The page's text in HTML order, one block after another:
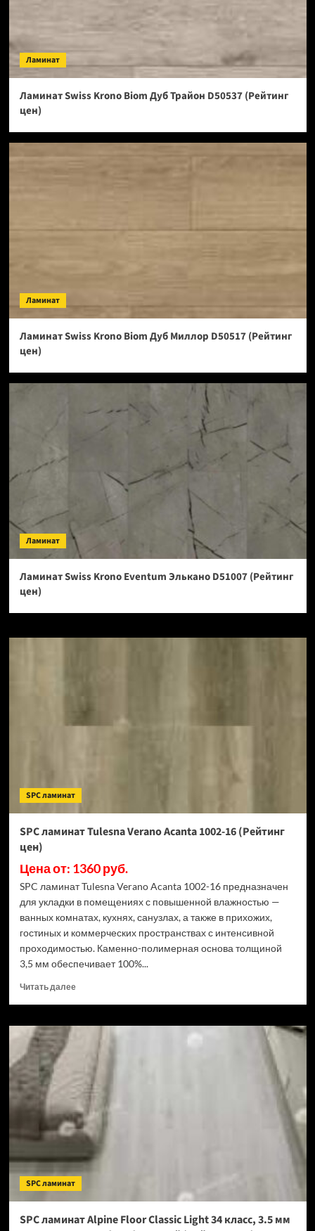
Ламинат
Ламинат Swiss Krono Biom Дуб Трайон D50537 (Рейтинг
цен)
Ламинат
Ламинат Swiss Krono Biom Дуб Миллор D50517 (Рейтинг
цен)
Ламинат
Ламинат Swiss Krono Eventum Элькано D51007 (Рейтинг
цен)
SPC ламинат
SPC ламинат Tulesna Verano Acanta 1002-16 (Рейтинг
цен)
Цена от: 1360 руб.
SPC ламинат Tulesna Verano Acanta 1002-16 предназначен
для укладки в помещениях с повышенной влажностью —
ванных комнатах, кухнях, санузлах, а также в прихожих,
гостиных и коммерческих пространствах с интенсивной
проходимостью. Каменно-полимерная основа толщиной
3,5 мм обеспечивает 100%...
Читать далееПрочитать
SPC
Verano
Acanta
1002-
(Рейтинг
цен)
SPC ламинат
SPC ламинат Alpine Floor Classic Light 34 класс, 3.5 мм